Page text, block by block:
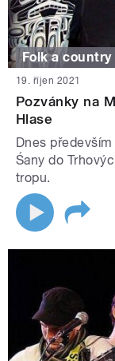
Folk a country
19. říjen 2021
Pozvánky na
Hlase
Dnes
Śany do
tropu.